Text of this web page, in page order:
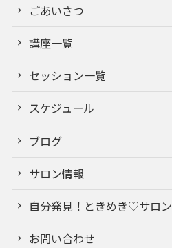
ごあいさつ
講座一覧
セッション一覧
スケジュール
ブログ
サロン情報
自分発見！ときめき♡サロン
お問い合わせ